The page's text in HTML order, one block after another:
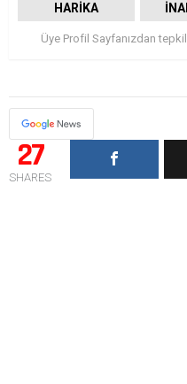
HARIKA
Üye Profil Sayfanızdan
27
SHARES